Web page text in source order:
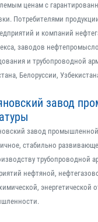
ценам с
Потребителями
и компаний
заводов
и трубопроводной
Белоруссии,
завод
завод
стабильно
трубопроводной
нефтяной,
энергетической